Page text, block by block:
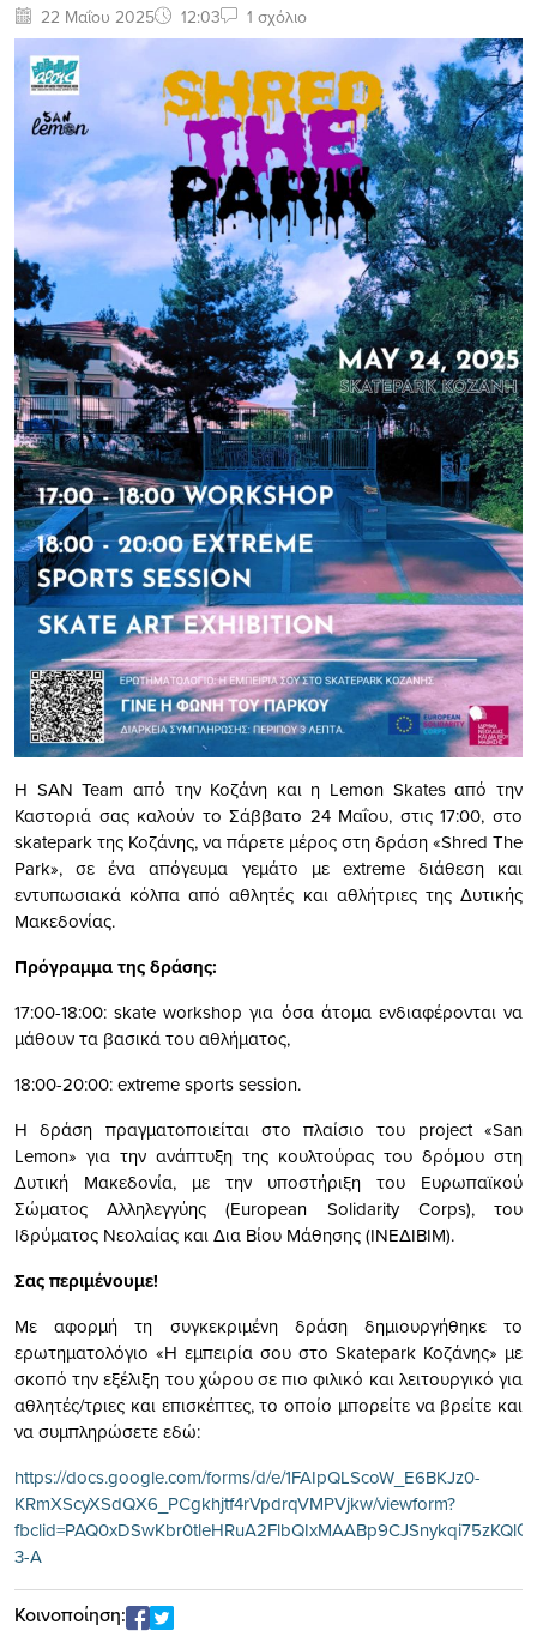
22 Μαΐου 2025 12:03 1 σχόλιο
Η SΑΝ Team από την Κοζάνη και η Lemon Skates από την
Καστοριά σας καλούν το Σάββατο 24 Μαΐου, στις 17:00, στο
skatepark της Κοζάνης, να πάρετε μέρος στη δράση «Shred The
Park», σε ένα απόγευμα γεμάτο με extreme διάθεση και
εντυπωσιακά κόλπα από αθλητές και αθλήτριες της Δυτικής
Μακεδονίας.
Πρόγραμμα της δράσης:
17:00-18:00: skate workshop για όσα άτομα ενδιαφέρονται να
μάθουν τα βασικά του αθλήματος,
18:00-20:00: extreme sports session.
Η δράση πραγματοποιείται στο πλαίσιο του project «San
Lemon» για την ανάπτυξη της κουλτούρας του δρόμου στη
Δυτική Μακεδονία, με την υποστήριξη του Ευρωπαϊκού
Σώματος Αλληλεγγύης (European Solidarity Corps), του
Ιδρύματος Νεολαίας και Δια Βίου Μάθησης (ΙΝΕΔΙΒΙΜ).
Σας περιμένουμε!
Με αφορμή τη συγκεκριμένη δράση δημιουργήθηκε το
ερωτηματολόγιο «Η εμπειρία σου στο Skatepark Κοζάνης» με
σκοπό την εξέλιξη του χώρου σε πιο φιλικό και λειτουργικό για
αθλητές/τριες και επισκέπτες, το οποίο μπορείτε να βρείτε και
να συμπληρώσετε εδώ:
https://docs.google.com/forms/d/e/1FAIpQLScoW_E6BKJz0-
KRmXScyXSdQX6_PCgkhjtf4rVpdrqVMPVjkw/viewform?
3-A
Κοινοποίηση: